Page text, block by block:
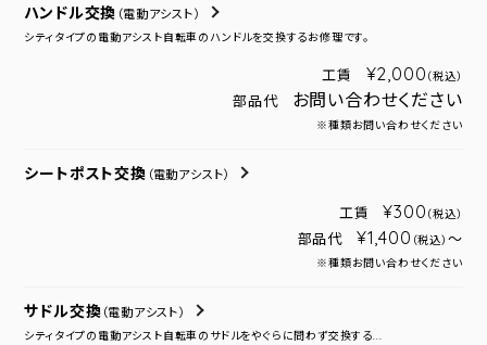
ハンドル交換 （電動アシスト）
シティタイプの電動アシスト自転車のハンドルを交換するお修理です。
工賃 ¥2,000 （税込）
部品代 お問い合わせください
※種類お問い合わせください
シートポスト交換 （電動アシスト）
工賃 ¥300 （税込）
部品代 ¥1,400 （税込） ～
※種類お問い合わせください
サドル交換 （電動アシスト）
シティタイプの電動アシスト自転車のサドルをやぐらに問わず交換する...